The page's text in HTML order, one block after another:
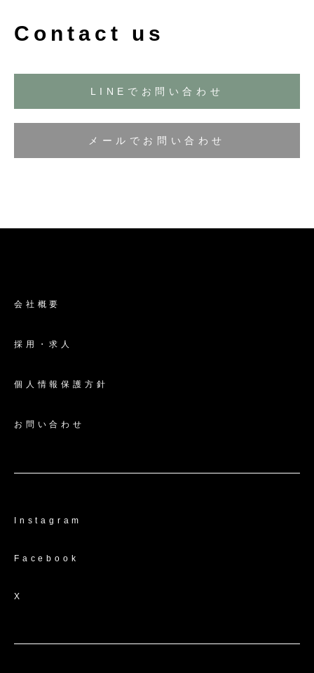
Contact us
LINEでお問い合わせ
メールでお問い合わせ
Instagram
Facebook
X
会社概要
採用・求人
個人情報保護方針
お問い合わせ